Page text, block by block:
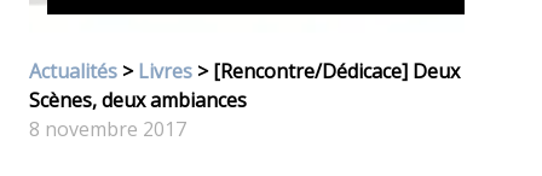
Actualités >Livres > [Rencontre/Dédicace] Deux
Scènes, deux ambiances
8 novembre 2017